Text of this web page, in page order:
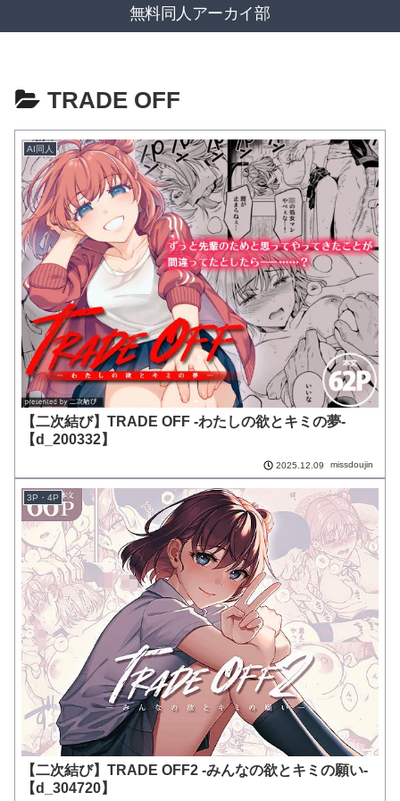
無料同人アーカイ部
TRADE OFF
AI同人
【二次結び】TRADE OFF -わたしの欲とキミの夢-
【d_200332】
2025.12.09 missdoujin
3P・4P
【二次結び】TRADE OFF2 -みんなの欲とキミの願い-
【d_304720】